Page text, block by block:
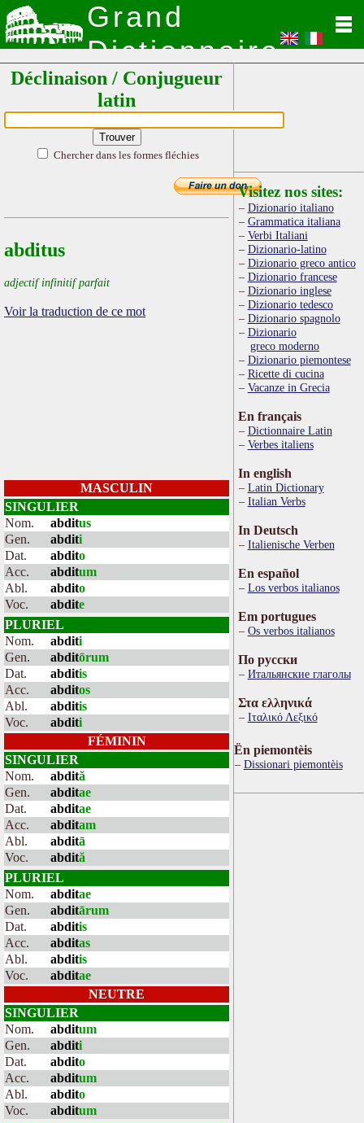
Grand
Dictionnaire
Latin
Déclinaison / Conjugueur
latin
Chercher dans les formes fléchies
abditus
adjectif infinitif parfait
Voir la traduction de ce mot
MASCULIN
SINGULIER
Nom.
abditus
Gen.
abditi
Dat.
abdito
Acc.
abditum
Abl.
abdito
Voc.
abdite
PLURIEL
Nom.
abditi
Gen.
abditōrum
Dat.
abditis
Acc.
abditos
Abl.
abditis
Voc.
abditi
FÉMININ
SINGULIER
Nom.
abdită
Gen.
abditae
Dat.
abditae
Acc.
abditam
Abl.
abditā
Voc.
abdită
PLURIEL
Nom.
abditae
Gen.
abditārum
Dat.
abditis
Acc.
abditas
Abl.
abditis
Voc.
abditae
NEUTRE
SINGULIER
Nom.
abditum
Gen.
abditi
Dat.
abdito
Acc.
abditum
Abl.
abdito
Voc.
abditum
Visitez nos sites:
Dizionario italiano
Grammatica italiana
Verbi Italiani
Dizionario-latino
Dizionario greco antico
Dizionario francese
Dizionario inglese
Dizionario tedesco
Dizionario spagnolo
Dizionario
greco moderno
Dizionario piemontese
Ricette di cucina
Vacanze in Grecia
En français
Dictionnaire Latin
Verbes italiens
In english
Latin Dictionary
Italian Verbs
In Deutsch
Italienische Verben
En español
Los verbos italianos
Em portugues
Os verbos italianos
По русски
Итальянские глаголы
Στα ελληνικά
Ιταλικό Λεξικό
Ën piemontèis
Dissionari piemontèis